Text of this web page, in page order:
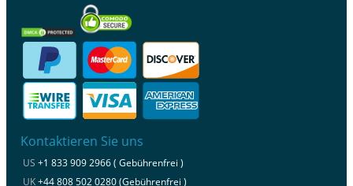
Kontaktieren Sie uns
US +1 833 909 2966 ( Gebührenfrei )
UK+44 808 502 0280 (Gebührenfrei )